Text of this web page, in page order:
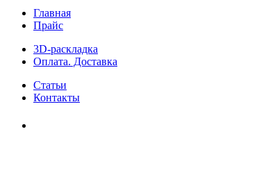
Главная
Прайс
3D-раскладка
Оплата. Доставка
Статьи
Контакты